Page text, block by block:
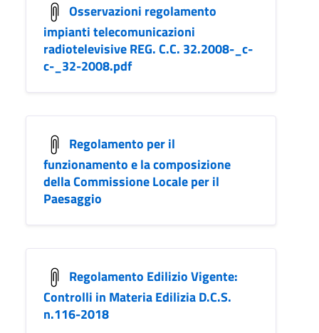
Osservazioni regolamento
impianti telecomunicazioni
radiotelevisive REG. C.C. 32.2008-_c-
c-_32-2008.pdf
Regolamento per il
funzionamento e la composizione
della Commissione Locale per il
Paesaggio
Regolamento Edilizio Vigente:
Controlli in Materia Edilizia D.C.S.
n.116-2018